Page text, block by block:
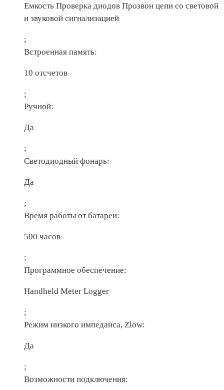
Емкость Проверка диодов Прозвон цепи со световой
и звуковой сигнализацией
;
Встроенная память:
10 отсчетов
;
Ручной:
Да
;
Светодиодный фонарь:
Да
;
Время работы от батареи:
500 часов
;
Программное обеспечение:
Handheld Meter Logger
;
Режим низкого импеданса, Zlow:
Да
;
Возможности подключения: